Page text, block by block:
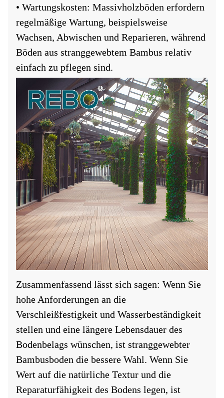
• Wartungskosten: Massivholzböden erfordern
regelmäßige Wartung, beispielsweise
Wachsen, Abwischen und Reparieren, während
Böden aus stranggewebtem Bambus relativ
einfach zu pflegen sind.
Zusammenfassend lässt sich sagen: Wenn Sie
hohe Anforderungen an die
Verschleißfestigkeit und Wasserbeständigkeit
stellen und eine längere Lebensdauer des
Bodenbelags wünschen, ist stranggewebter
Bambusboden die bessere Wahl. Wenn Sie
Wert auf die natürliche Textur und die
Reparaturfähigkeit des Bodens legen, ist